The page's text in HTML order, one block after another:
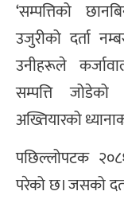
‘सम्पत्तिको
उजुरीको दर्ता
उनीहरूले
सम्पत्ति
अख्तियारको
पछिल्लोपटक
परेको छ। जसको